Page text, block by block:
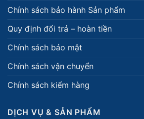
Chính sách bảo hành Sản phẩm
Quy định đổi trả – hoàn tiền
Chính sách bảo mật
Chính sách vận chuyển
Chính sách kiểm hàng
DỊCH VỤ & SẢN PHẨM